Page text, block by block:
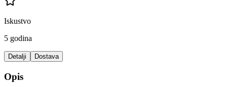
Iskustvo
5 godina
Detalji Dostava
Opis